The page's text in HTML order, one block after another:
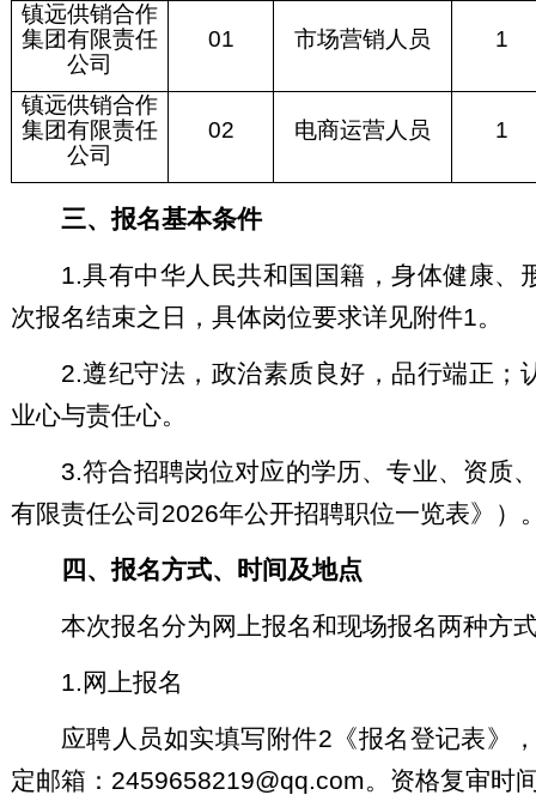
镇远供销合作
集团有限责任
公司
01 市场营销人员 1
镇远供销合作
集团有限责任
公司
02 电商运营人员 1
三、报名基本条件
1.具有中华人民共和国国籍，身体健康、
次报名结束之日，具体岗位要求详见附件1。
2.遵纪守法，政治素质良好，品行端正；
业心与责任心。
3.符合招聘岗位对应的学历、专业、资质
有限责任公司2026年公开招聘职位一览表》）
四、报名方式、时间及地点
本次报名分为网上报名和现场报名两种方
1.网上报名
应聘人员如实填写附件2《报名登记表》
定邮箱：2459658219@qq.com。资格复审时